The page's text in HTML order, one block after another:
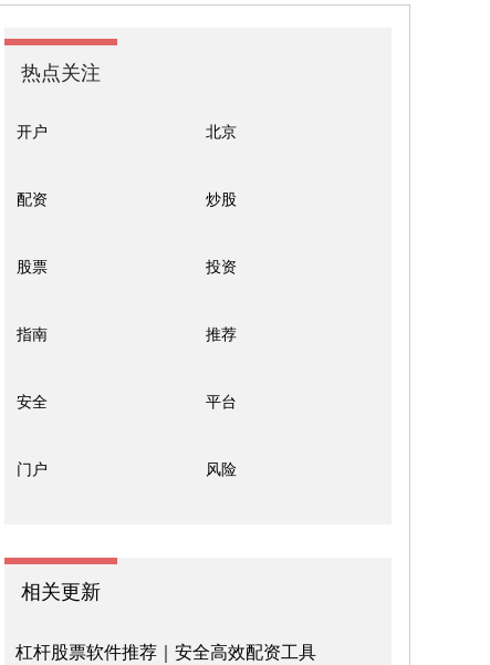
热点关注
开户 北京
配资 炒股
股票 投资
指南 推荐
安全 平台
门户 风险
相关更新
杠杆股票软件推荐｜安全高效配资工具